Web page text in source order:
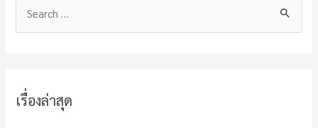
hเรื่องล่าสุด